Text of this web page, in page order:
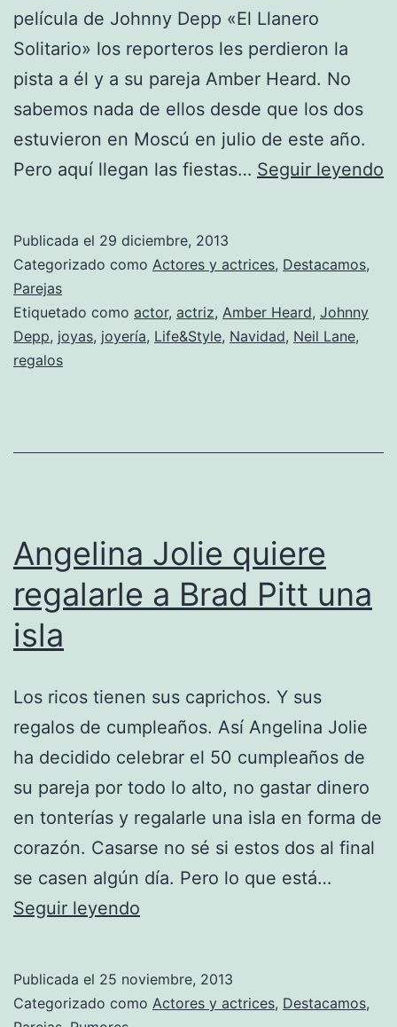
película de Johnny Depp «El Llanero
Solitario» los reporteros les perdieron la
pista a él y a su pareja Amber Heard. No
sabemos nada de ellos desde que los dos
estuvieron en Moscú en julio de este año.
Pero aquí llegan las fiestas… Seguir leyendo
Publicada el 29 diciembre, 2013
Categorizado como Actores y actrices, Destacamos,
Parejas
Etiquetado como actor, actriz, Amber Heard, Johnny
Depp, joyas, joyería, Life&Style, Navidad, Neil Lane,
regalos
Angelina Jolie quiere
regalarle a Brad Pitt una
isla
Los ricos tienen sus caprichos. Y sus
regalos de cumpleaños. Así Angelina Jolie
ha decidido celebrar el 50 cumpleaños de
su pareja por todo lo alto, no gastar dinero
en tonterías y regalarle una isla en forma de
corazón. Casarse no sé si estos dos al final
se casen algún día. Pero lo que está…
Seguir leyendo
regalarle
Publicada el 25 noviembre, 2013
Categorizado como Actores y actrices, Destacamos,